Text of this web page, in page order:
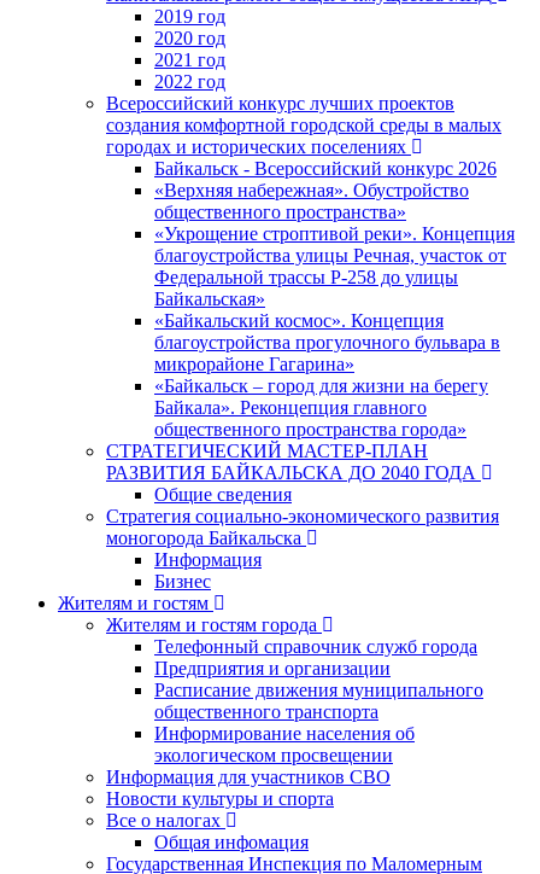
2019 год
2020 год
2021 год
2022 год
Всероссийский конкурс лучших проектов
создания комфортной городской среды в малых
городах и исторических поселениях
Байкальск - Всероссийский конкурс 2026
«Верхняя набережная». Обустройство
общественного пространства»
«Укрощение строптивой реки». Концепция
благоустройства улицы Речная, участок от
Федеральной трассы Р-258 до улицы
Байкальская»
«Байкальский космос». Концепция
благоустройства прогулочного бульвара в
микрорайоне Гагарина»
«Байкальск – город для жизни на берегу
Байкала». Реконцепция главного
общественного пространства города»
СТРАТЕГИЧЕСКИЙ МАСТЕР-ПЛАН
РАЗВИТИЯ БАЙКАЛЬСКА ДО 2040 ГОДА
Общие сведения
Стратегия социально-экономического развития
моногорода Байкальска
Информация
Бизнес
Жителям и гостям
Жителям и гостям города
Телефонный справочник служб города
Предприятия и организации
Расписание движения муниципального
общественного транспорта
Информирование населения об
экологическом просвещении
Информация для участников СВО
Новости культуры и спорта
Все о налогах
Общая инфомация
Государственная Инспекция по Маломерным